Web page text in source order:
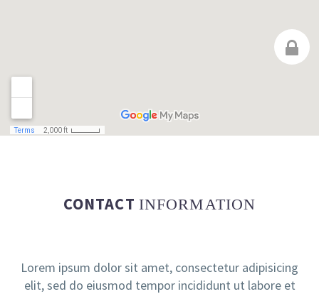
CONTACT INFORMATION
Lorem ipsum dolor sit amet, consectetur adipisicing
elit, sed do eiusmod tempor incididunt ut labore et